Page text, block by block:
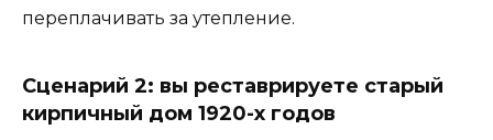
переплачивать за утепление.
Сценарий 2: вы реставрируете старый
кирпичный дом 1920-х годов